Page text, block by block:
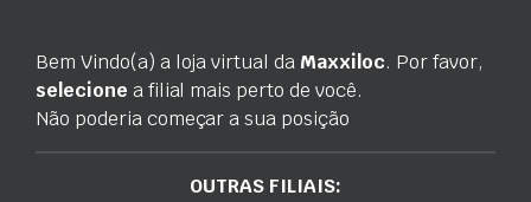
Bem Vindo(a) a loja virtual da Maxxiloc. Por favor,
selecione a filial mais perto de você.
Não poderia começar a sua posição
OUTRAS FILIAIS: